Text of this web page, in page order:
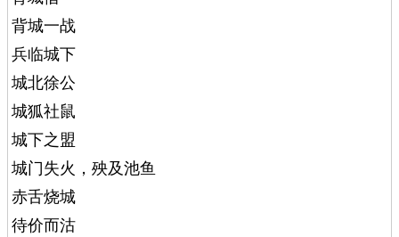
背城一战
兵临城下
城北徐公
城狐社鼠
城下之盟
城门失火，殃及池鱼
赤舌烧城
待价而沽